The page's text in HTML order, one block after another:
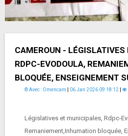
CAMEROUN -
RDPC-EVODOULA,
BLOQUÉE, ENSEIGNEMENT
© Avec : Omencam 06 Jan 2026 09:18:12
Législatives et municipales, Rdpc-
Remaniement,Inhumation bloquée,